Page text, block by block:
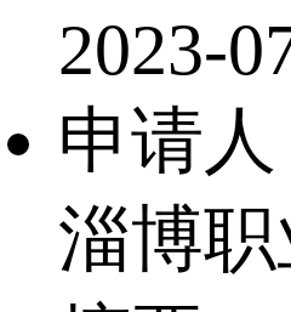
2023-
申请人
淄博